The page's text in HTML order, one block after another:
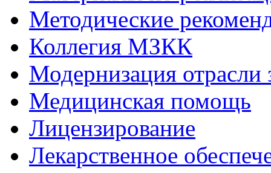
Методические
Коллегия МЗКК
Модернизация отрасли
Медицинская помощь
Лицензирование
Лекарственное